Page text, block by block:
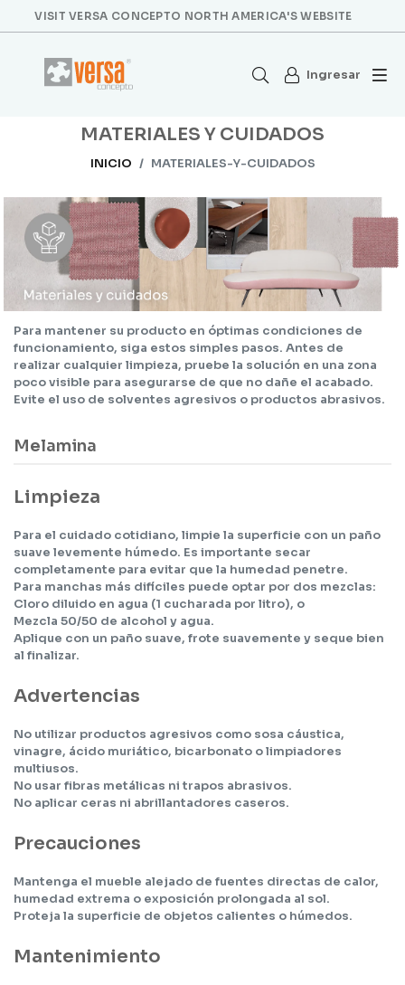
VISIT VERSA CONCEPTO NORTH AMERICA'S WEBSITE
Ingresar
MATERIALES Y CUIDADOS
INICIO MATERIALES-Y-CUIDADOS
Para mantener su producto en óptimas condiciones de
funcionamiento, siga estos simples pasos. Antes de
realizar cualquier limpieza, pruebe la solución en una zona
poco visible para asegurarse de que no dañe el acabado.
Evite el uso de solventes agresivos o productos abrasivos.
Melamina
Limpieza
Para el cuidado cotidiano, limpie la superficie con un paño
suave levemente húmedo. Es importante secar
completamente para evitar que la humedad penetre.
Para manchas más difíciles puede optar por dos mezclas:
Cloro diluido en agua (1 cucharada por litro), o
Mezcla 50/50 de alcohol y agua.
Aplique con un paño suave, frote suavemente y seque bien
al finalizar.
Advertencias
No utilizar productos agresivos como sosa cáustica,
vinagre, ácido muriático, bicarbonato o limpiadores
multiusos.
No usar fibras metálicas ni trapos abrasivos.
No aplicar ceras ni abrillantadores caseros.
Precauciones
Mantenga el mueble alejado de fuentes directas de calor,
humedad extrema o exposición prolongada al sol.
Proteja la superficie de objetos calientes o húmedos.
Mantenimiento